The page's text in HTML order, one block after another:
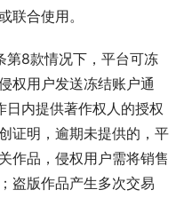
联合使用。
第8款情况下，平台可冻
权用户发送冻结账户通
内提供著作权人的授权
证明，逾期未提供的，平
作品，侵权用户需将销售
盗版作品产生多次交易